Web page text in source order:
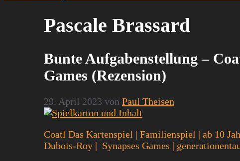
Pascale Brassard
Bunte Aufgabenstellung –
Games (Rezension)
29. April 2023 von Paul Theisen
Coatl Das Kartenspiel | Familienspiel | ab 10
Dubois-Roy | Synapses Games |